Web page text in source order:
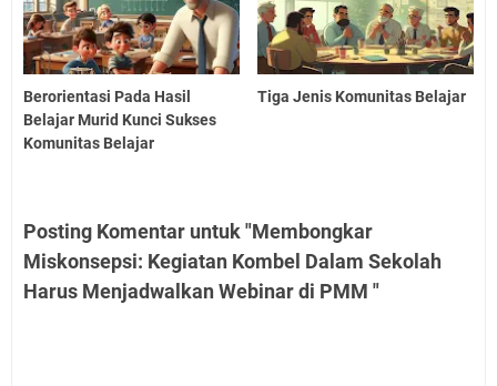
Berorientasi Pada Hasil
Belajar Murid Kunci Sukses
Komunitas Belajar
Tiga Jenis Komunitas Belajar
Posting Komentar untuk "Membongkar
Miskonsepsi: Kegiatan Kombel Dalam Sekolah
Harus Menjadwalkan Webinar di PMM "